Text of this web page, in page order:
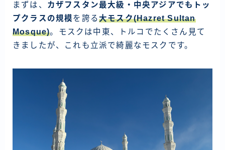
ベトナム
ラオス
バングラディッシュ
世界一周旅行前～準備～
FIRE後の日常
まずは、 カザフスタン最大級・中央アジアでもトッ
プクラスの規模を誇る大モスク(Hazret Sultan
Mosque)。モスクは中東、トルコでたくさん見て
きましたが、これも立派で綺麗なモスクです。